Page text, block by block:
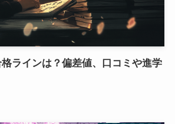
ラインは？偏差値、口コミや進学